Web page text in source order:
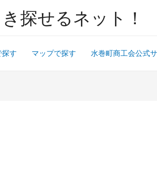
探せるネット！
す マップで探す 水巻町商工会公式